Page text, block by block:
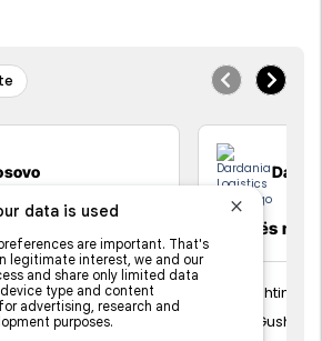
Vozitës me
Prishtinë
13 Gusht